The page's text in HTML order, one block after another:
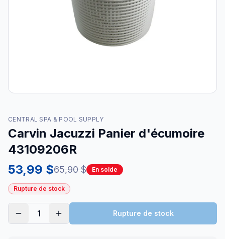
CENTRAL SPA & POOL SUPPLY
Carvin Jacuzzi Panier d'écumoire
43109206R
53,99 $65,90 $ En solde
Rupture de stock
1 Rupture de stock